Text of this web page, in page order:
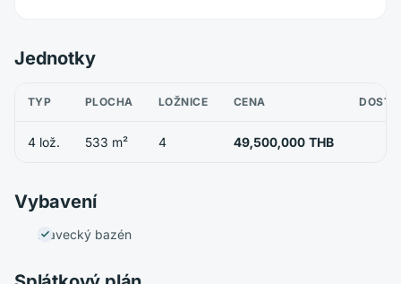
Jednotky
TYP PLOCHA LOŽNICE CENA
4 lož. 533 m² 4 49,500,000 THB
Vybavení
Plavecký bazén